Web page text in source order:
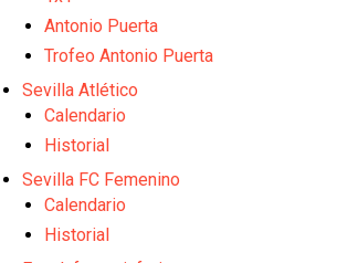
Juanlu de vuelta a Sevilla para
El Granada negocia con el Sevilla
El Sevilla mueve ficha por Robbie
Antonio Puerta
Trofeo Antonio Puerta
Sevilla Atlético
Calendario
Historial
Sevilla FC Femenino
Calendario
Historial